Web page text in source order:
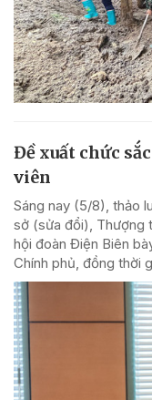
Đề xuất chức
viên
Sáng nay (5/8), thảo
sở (sửa đổi), Thượng
hội đoàn Điện Biên
Chính phủ, đồng thời